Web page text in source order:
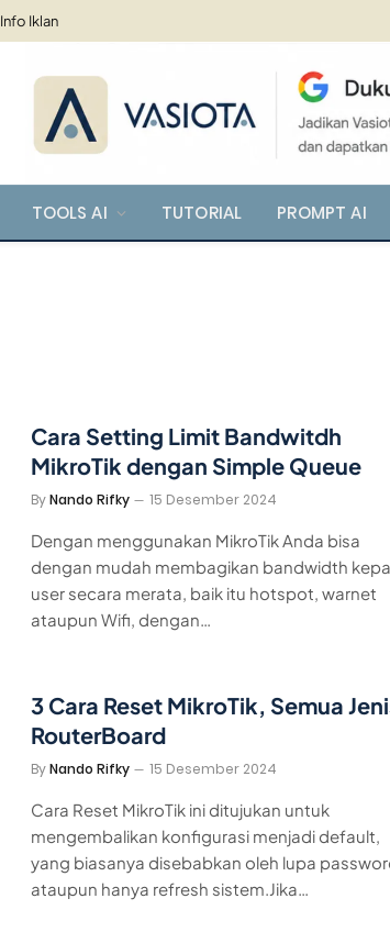
Info Iklan
TOOLS AI TUTORIAL PROMPT AI
Cara Setting Limit Bandwitdh
MikroTik dengan Simple Queue
ByNando Rifky 15 Desember 2024
Dengan menggunakan MikroTik Anda bisa
dengan mudah membagikan bandwidth
user secara merata, baik itu hotspot, warnet
ataupun Wifi, dengan…
3 Cara Reset MikroTik, Semua
RouterBoard
ByNando Rifky 15 Desember 2024
Cara Reset MikroTik ini ditujukan untuk
mengembalikan konfigurasi menjadi default,
yang biasanya disebabkan oleh lupa
ataupun hanya refresh sistem.Jika…